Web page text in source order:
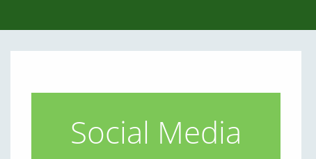
Social Media